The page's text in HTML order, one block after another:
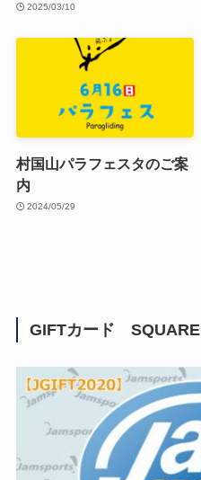
2025/03/10
村国山パラフェスタのご案
内
2024/05/29
GIFTカード SQUARE